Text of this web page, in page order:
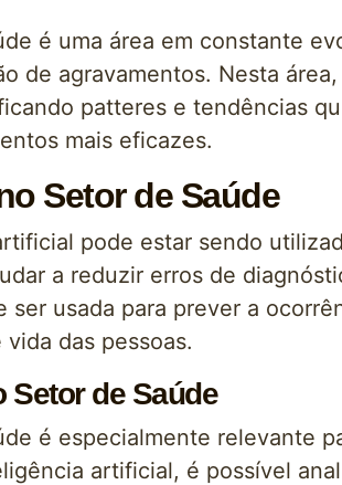
é uma área em constante
de agravamentos. Nesta
patteres e tendências
mais eficazes.
Setor de Saúde
pode estar sendo
a reduzir erros de
usada para prever a
das pessoas.
de Saúde
é especialmente relevante
artificial, é possível